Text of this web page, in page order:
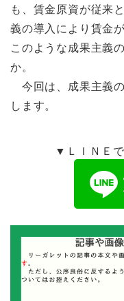
も、賃金原資が従来
義の導入により賃金
このような成果主義
か。
今回は、成果主義
します。
▼ＬＩＮＥ